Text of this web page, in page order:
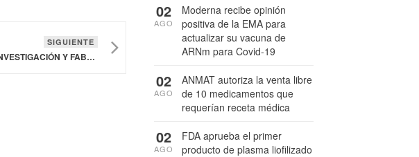
SIGUIENTE
ÁFRICA LISTA PARA INVESTIGACIÓN Y FABRICACIÓN DE VACUNAS
Moderna recibe opinión
positiva de la EMA para
actualizar su vacuna de
ARNm para Covid-19
02
AGO
ANMAT autoriza la venta libre
de 10 medicamentos que
requerían receta médica
02
AGO
FDA aprueba el primer
producto de plasma liofilizado
02
AGO